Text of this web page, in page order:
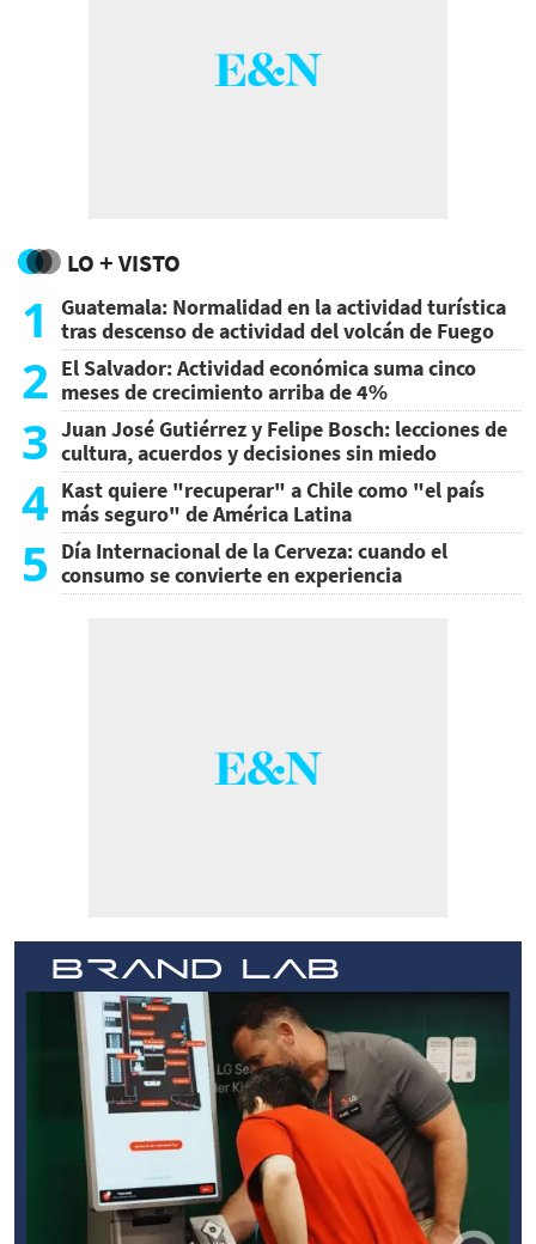
LO + VISTO
1
Guatemala: Normalidad en la actividad turística
tras descenso de actividad del volcán de Fuego
2 El Salvador: Actividad económica suma cinco
meses de crecimiento arriba de 4%
3 Juan José Gutiérrez y Felipe Bosch: lecciones de
cultura, acuerdos y decisiones sin miedo
4 Kast quiere "recuperar" a Chile como "el país
más seguro" de América Latina
5 Día Internacional de la Cerveza: cuando el
consumo se convierte en experiencia